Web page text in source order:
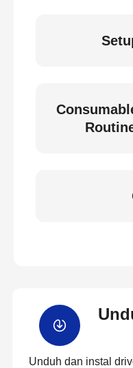
Unduh dan instal